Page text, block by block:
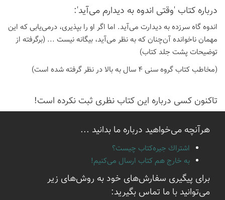
درباره كتاب 'وقتی اندوه به دیدارم می‌آید':
اندوه گاه سرزده به دیدارت می‌آید. اما اگر او را بپذیری، درمی‌یابی که این
مهمان ناخوانده آن‌چنان که به نظر می‌آید، بیگانه نیست ... (برگرفته از
توضیحات پشت جلد کتاب)
(مخاطب کتاب گروه سنی 4 سال به بالا در نظر گرفته شده است)
تاكنون كسی درباره این كتاب نظری ثبت نكرده است!
هرآنچه می‌خواهید درباره ما بدانید ...
اشتراك جيره‌كتاب چيست؟
به خارج هم كتاب ارسال می‌كنیم!
برای پیگیری سفارش‌های خود به روش‌های زیر
می‌توانید با ما تماس بگیرید: